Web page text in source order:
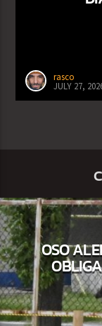
rasco
JULY 27,
OSO